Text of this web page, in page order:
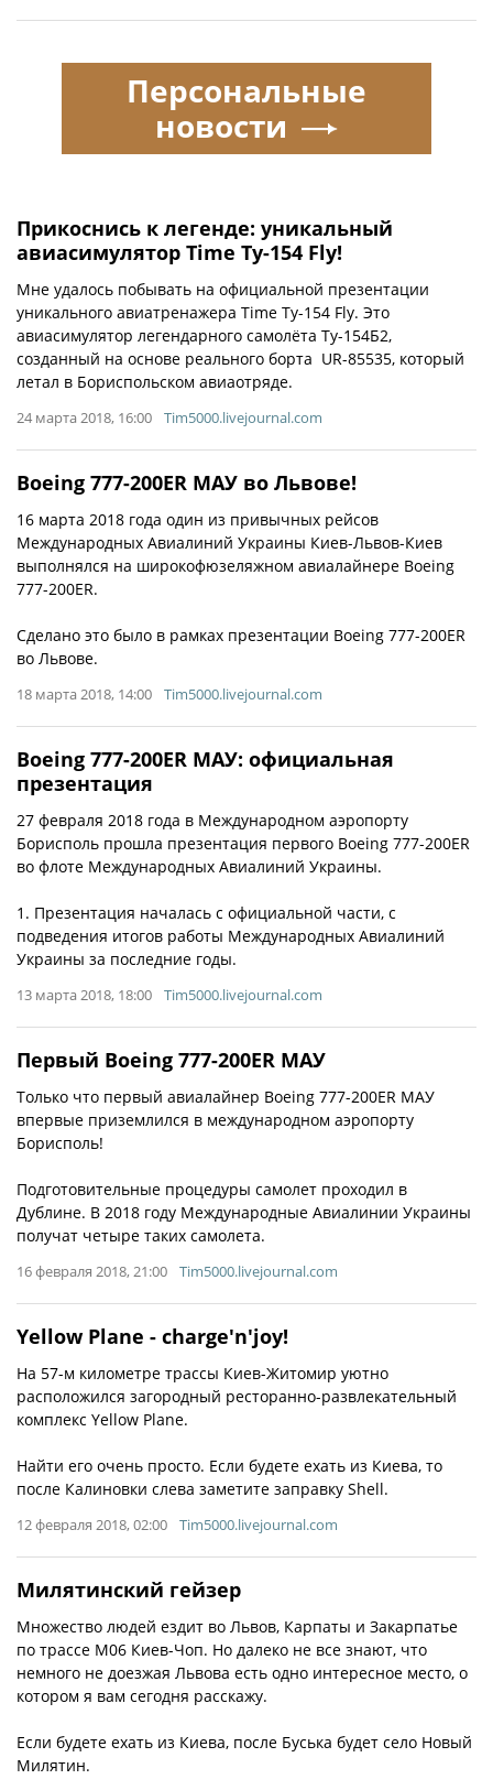
Прикоснись к легенде: уникальный
авиасимулятор Time Tу-154 Fly!
Мне удалось побывать на официальной презентации
уникального авиатренажера Time Tу-154 Fly. Это
авиасимулятор легендарного самолёта Ту-154Б2,
созданный на основе реального борта UR-85535, который
летал в Бориспольском авиаотряде.
24 марта 2018, 16:00 Tim5000.livejournal.com
Boeing 777-200ER МАУ во Львове!
16 марта 2018 года один из привычных рейсов
Международных Авиалиний Украины Киев-Львов-Киев
выполнялся на широкофюзеляжном авиалайнере Boeing
777-200ER.
Сделано это было в рамках презентации Boeing 777-200ER
во Львове.
18 марта 2018, 14:00 Tim5000.livejournal.com
Boeing 777-200ER МАУ: официальная
презентация
27 февраля 2018 года в Международном аэропорту
Борисполь прошла презентация первого Boeing 777-200ER
во флоте Международных Авиалиний Украины.
1. Презентация началась с официальной части, с
подведения итогов работы Международных Авиалиний
Украины за последние годы.
13 марта 2018, 18:00 Tim5000.livejournal.com
Первый Boeing 777-200ER МАУ
Только что первый авиалайнер Boeing 777-200ER МАУ
впервые приземлился в международном аэропорту
Борисполь!
Подготовительные процедуры самолет проходил в
Дублине. В 2018 году Международные Авиалинии Украины
получат четыре таких самолета.
16 февраля 2018, 21:00 Tim5000.livejournal.com
Yellow Plane - charge'n'joy!
На 57-м километре трассы Киев-Житомир уютно
расположился загородный ресторанно-развлекательный
комплекс Yellow Plane.
Найти его очень просто. Если будете ехать из Киева, то
после Калиновки слева заметите заправку Shell.
12 февраля 2018, 02:00 Tim5000.livejournal.com
Милятинский гейзер
Множество людей ездит во Львов, Карпаты и Закарпатье
по трассе M06 Киев-Чоп. Но далеко не все знают, что
немного не доезжая Львова есть одно интересное место, о
котором я вам сегодня расскажу.
Если будете ехать из Киева, после Буська будет село Новый
Милятин.
Персональные
новости